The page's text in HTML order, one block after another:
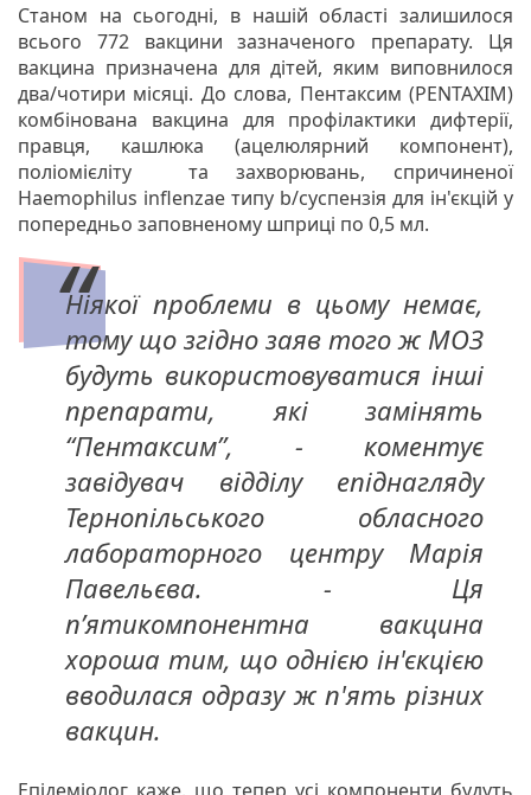
Станом на сьогодні, в нашій області залишилося
всього 772 вакцини зазначеного препарату. Ця
вакцина призначена для дітей, яким виповнилося
два/чотири місяці. До слова, Пентаксим (PENTAXIM)
комбінована вакцина для профілактики дифтерії,
правця, кашлюка (ацелюлярний компонент),
поліомієліту та захворювань, спричиненої
Haemophilus inflenzae типу b/суспензія для ін'єкцій у
попередньо заповненому шприці по 0,5 мл.
Ніякої проблеми в цьому немає,
тому що згідно заяв того ж МОЗ
будуть використовуватися інші
препарати, які замінять
“Пентаксим”, - коментує
завідувач відділу епіднагляду
Тернопільського обласного
лабораторного центру Марія
Павельєва. - Ця
п’ятикомпонентна вакцина
хороша тим, що однією ін'єкцією
вводилася одразу ж п'ять різних
вакцин.
Епідеміолог каже, що тепер усі компоненти будуть